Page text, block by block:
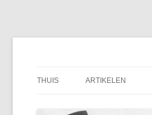
THUIS ARTIKELEN